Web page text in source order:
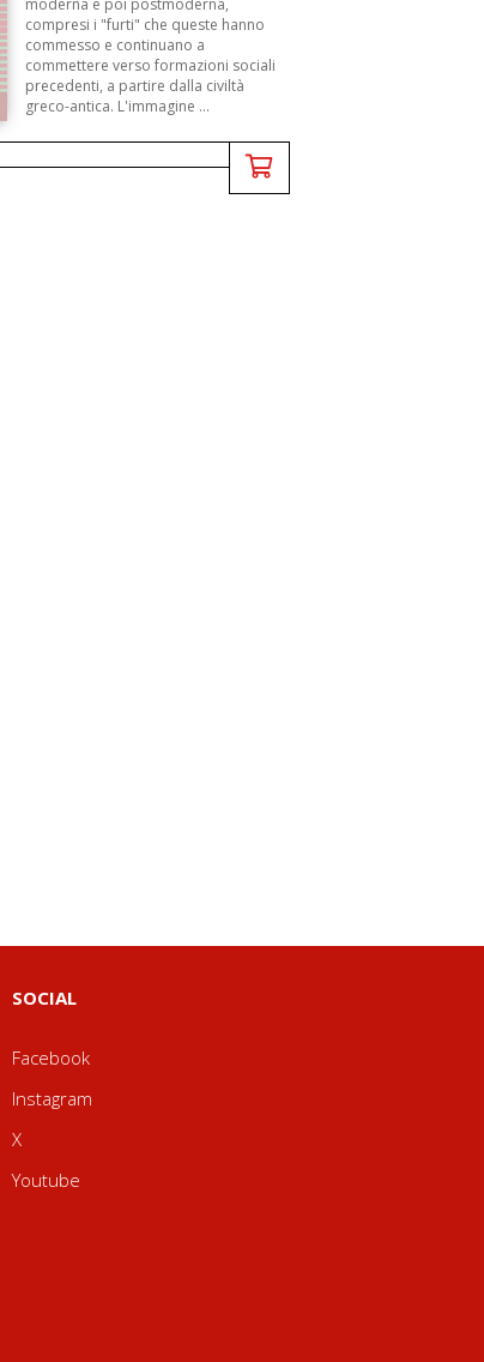
moderna e poi postmoderna,
compresi i "furti" che queste hanno
commesso e continuano a
commettere verso formazioni sociali
precedenti, a partire dalla civiltà
greco-antica. L'immagine ...
SOCIAL
Facebook
Instagram
X
Youtube